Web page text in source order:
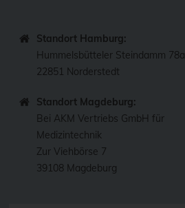
Standort Hamburg:
Hummelsbütteler Steindamm 78a
22851 Norderstedt
Standort Magdeburg:
Bei AKM Vertriebs GmbH für
Medizintechnik
Zur Viehbörse 7
39108 Magdeburg